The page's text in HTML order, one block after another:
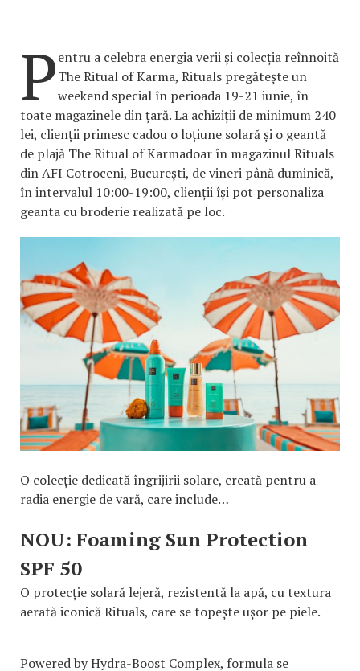
Pentru a celebra energia verii și colecția reînnoită
The Ritual of Karma, Rituals pregătește un
weekend special în perioada 19-21 iunie, în
toate magazinele din țară. La achiziții de minimum 240
lei, clienții primesc cadou o loțiune solară și o geantă
de plajă The Ritual of Karmadoar în magazinul Rituals
din AFI Cotroceni, București, de vineri până duminică,
în intervalul 10:00-19:00, clienții își pot personaliza
geanta cu broderie realizată pe loc.
O colecție dedicată îngrijirii solare, creată pentru a
radia energie de vară, care include…
NOU: Foaming Sun Protection
SPF 50
O protecție solară lejeră, rezistentă la apă, cu textura
aerată iconică Rituals, care se topește ușor pe piele.
Powered by Hydra-Boost Complex, formula se